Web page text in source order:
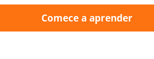
Comece a aprender